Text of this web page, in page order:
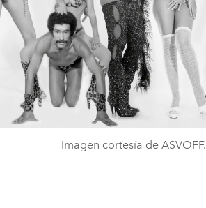
Imagen cortesía de ASVOFF.